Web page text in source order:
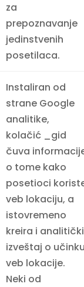
za
prepoznavanje
jedinstvenih
posetilaca.
Instaliran od
strane Google
analitike,
kolačić _gid
čuva
o tome kako
posetioci
veb lokaciju, a
istovremeno
kreira i analitički
izveštaj o
veb lokacije.
Neki od